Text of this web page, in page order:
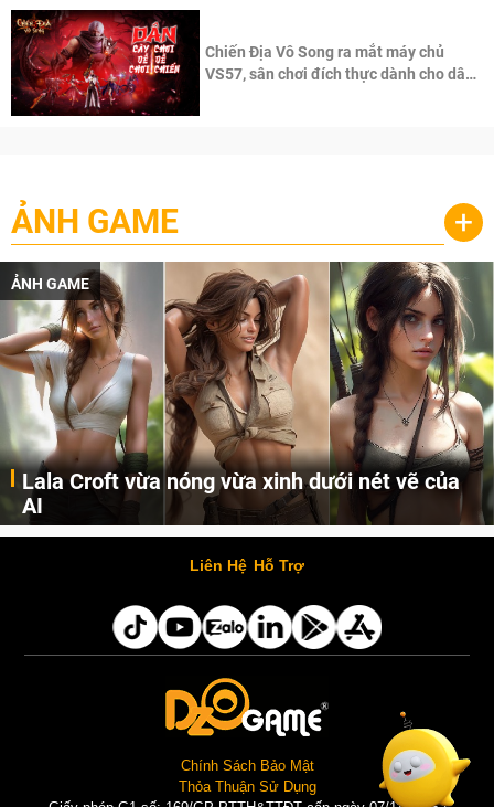
Chiến Địa Vô Song ra mắt máy chủ
VS57, sân chơi đích thực dành cho dân
ẢNH GAME +
ẢNH GAME
Lala Croft vừa nóng vừa xinh dưới nét vẽ của
AI
Cùng đến với những hình ảnh Lala Croft của Tomb Raider dưới nét vẽ của AI. Một cô nàng xinh đẹp, nóng bỏng nhưng cũng rắn rỏi và mạnh mẽ.
Liên Hệ Hỗ Trợ
Chính Sách Bảo Mật
Thỏa Thuận Sử Dụng